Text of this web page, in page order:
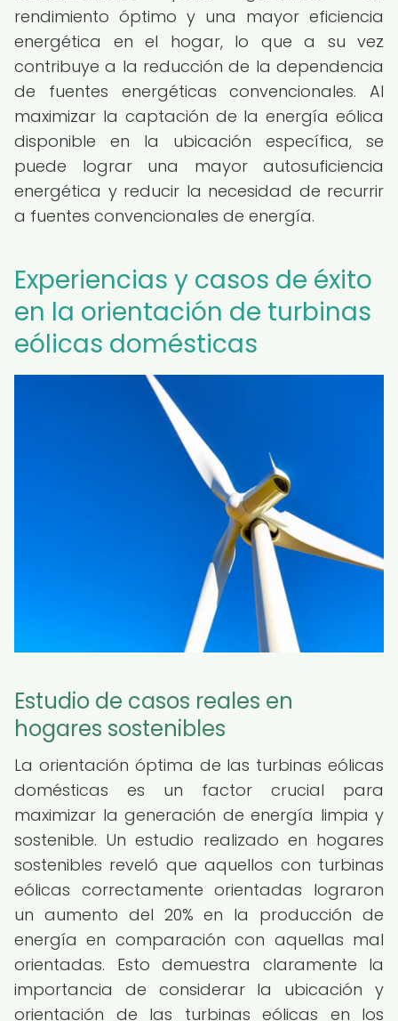
rendimiento óptimo y una mayor eficiencia
energética en el hogar, lo que a su vez
contribuye a la reducción de la dependencia
de fuentes energéticas convencionales. Al
maximizar la captación de la energía eólica
disponible en la ubicación específica, se
puede lograr una mayor autosuficiencia
energética y reducir la necesidad de recurrir
a fuentes convencionales de energía.
Experiencias y casos de éxito
en la orientación de turbinas
eólicas domésticas
Estudio de casos reales en
hogares sostenibles
La orientación óptima de las turbinas eólicas
domésticas es un factor crucial para
maximizar la generación de energía limpia y
sostenible. Un estudio realizado en hogares
sostenibles reveló que aquellos con turbinas
eólicas correctamente orientadas lograron
un aumento del 20% en la producción de
energía en comparación con aquellas mal
orientadas. Esto demuestra claramente la
importancia de considerar la ubicación y
orientación de las turbinas eólicas en los